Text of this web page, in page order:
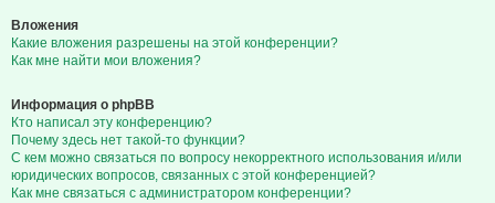
Вложения
Какие вложения разрешены на этой конференции?
Как мне найти мои вложения?
Информация о phpBB
Кто написал эту конференцию?
Почему здесь нет такой-то функции?
С кем можно связаться по вопросу некорректного использования и/или
юридических вопросов, связанных с этой конференцией?
Как мне связаться с администратором конференции?